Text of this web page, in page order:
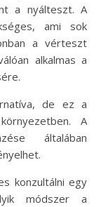
a nyálteszt. A
ami sok
a vérteszt
alkalmas a
de ez a
A
általában
konzultálni egy
módszer a